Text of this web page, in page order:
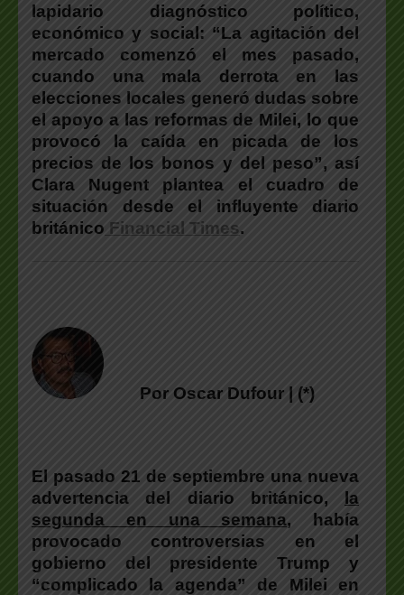
lapidario diagnóstico político,
económico y social: “La agitación del
mercado comenzó el mes pasado,
cuando una mala derrota en las
elecciones locales generó dudas sobre
el apoyo a las reformas de Milei, lo que
provocó la caída en picada de los
precios de los bonos y del peso”, así
Clara Nugent plantea el cuadro de
situación desde el influyente diario
británico Financial Times.
Por Oscar Dufour | (*)
El pasado 21 de septiembre una nueva
advertencia del diario británico, la
segunda en una semana, había
provocado controversias en el
gobierno del presidente Trump y
“complicado la agenda” de Milei en